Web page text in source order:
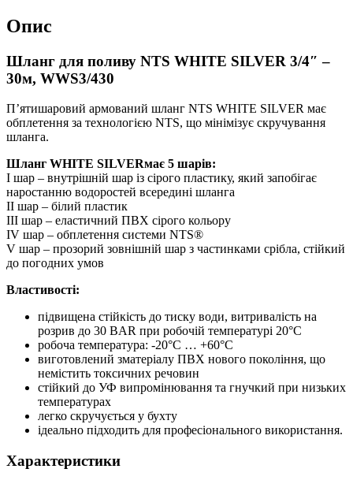
Опис
Шланг для поливу NTS WHITE SILVER 3/4″ –
30м, WWS3/430
П’ятишаровий армований шланг NTS WHITE SILVER має
обплетення за технологією NTS, що мінімізує скручування
шланга.
Шланг WHITE SILVERмає 5 шарів:
I шар – внутрішній шар із сірого пластику, який запобігає
наростанню водоростей всередині шланга
II шар – білий пластик
III шар – еластичний ПВХ сірого кольору
IV шар – обплетення системи NTS®
V шар – прозорий зовнішній шар з частинками срібла, стійкий
до погодних умов
Властивості:
підвищена стійкість до тиску води, витривалість на
розрив до 30 BAR при робочій температурі 20°C
робоча температура: -20°C … +60°C
виготовлений зматеріалу ПВХ нового покоління, що
немістить токсичних речовин
стійкий до УФ випромінювання та гнучкий при низьких
температурах
легко скручується у бухту
ідеально підходить для професіонального використання.
Характеристики